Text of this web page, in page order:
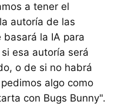
a tener el
autoría de las
la IA para
esa autoría será
o de si no habrá
algo como
con Bugs Bunny".